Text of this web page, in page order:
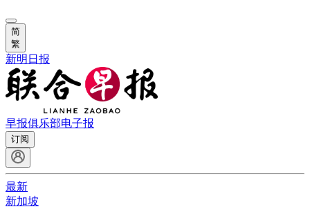
简
繁
新明日报
早报俱乐部电子报
订阅
最新
新加坡